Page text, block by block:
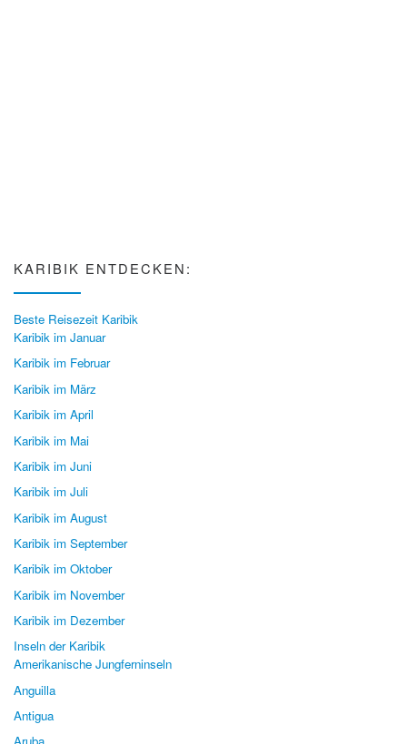
KARIBIK ENTDECKEN:
Beste Reisezeit Karibik
Karibik im Januar
Karibik im Februar
Karibik im März
Karibik im April
Karibik im Mai
Karibik im Juni
Karibik im Juli
Karibik im August
Karibik im September
Karibik im Oktober
Karibik im November
Karibik im Dezember
Inseln der Karibik
Amerikanische Jungferninseln
Anguilla
Antigua